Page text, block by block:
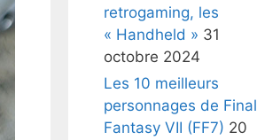
retrogaming, les
« Handheld » 31
octobre 2024
Les 10 meilleurs
personnages de Final
Fantasy VII (FF7) 20